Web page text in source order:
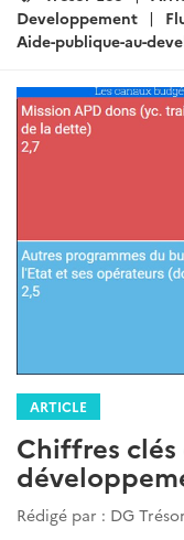
:
Developpement
Aide-publique-au-
ARTICLE
Chiffres
Rédigé par : DG Trésor